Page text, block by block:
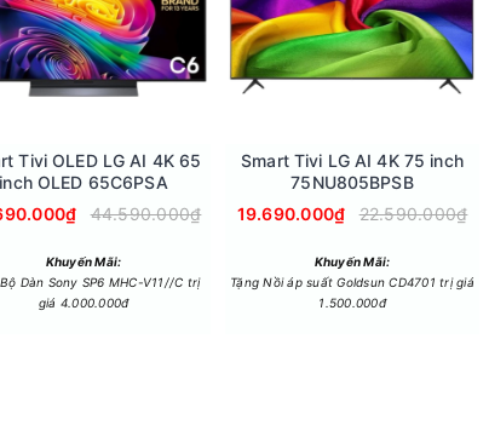
Tivi OLED LG AI 4K 65
inch OLED 65C6PSA
44.590.000₫
Khuyến Mãi:
Dàn Sony SP6 MHC-V11//C trị
giá 4.000.000đ
Smart Tivi LG AI 4K 75 inch
75NU805BPSB
19.690.000₫
22.590.000₫
Khuyến Mãi:
Tặng Nồi áp suất Goldsun CD4701 trị giá
1.500.000đ